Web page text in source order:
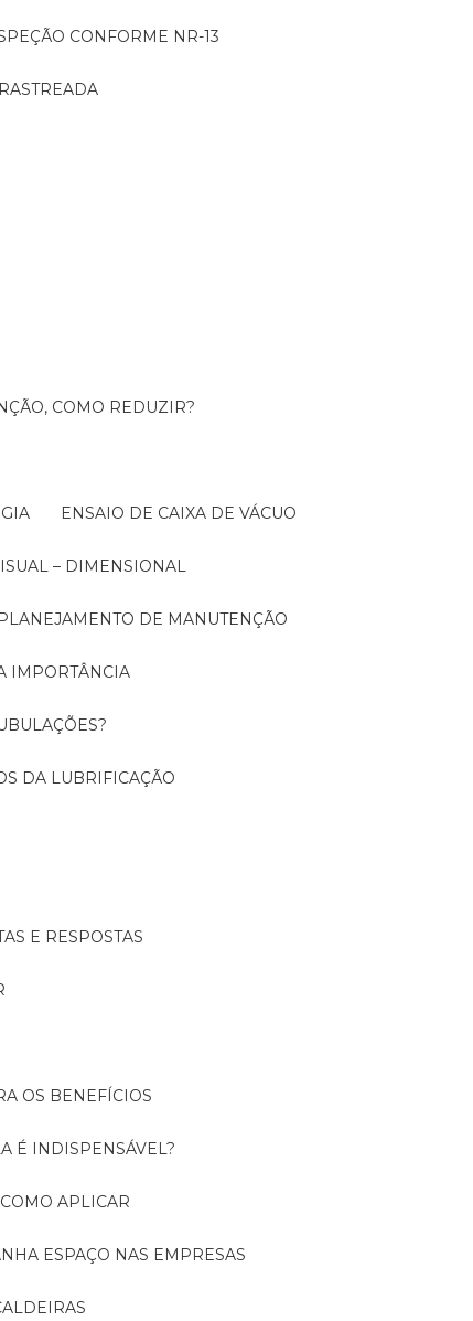
CONFORME NR-13
COMO REDUZIR?
ENSAIO DE CAIXA DE VÁCUO
– DIMENSIONAL
DE MANUTENÇÃO
IMPORTÂNCIA
DA LUBRIFICAÇÃO
E RESPOSTAS
OS BENEFÍCIOS
É INDISPENSÁVEL?
APLICAR
ESPAÇO NAS EMPRESAS